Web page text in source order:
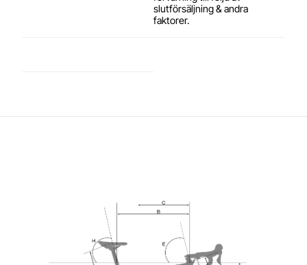
slutförsäljning & andra
faktorer.